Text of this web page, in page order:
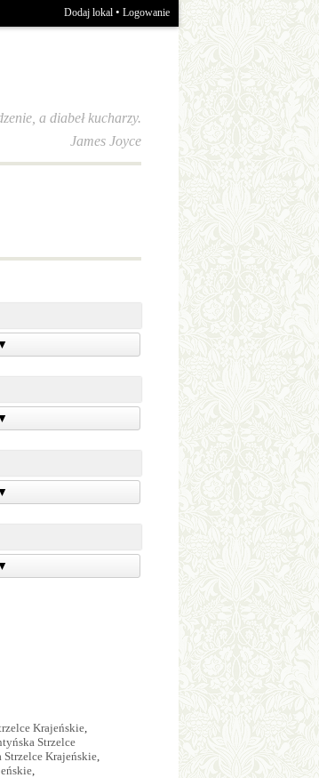
Dodaj lokal • Logowanie
a diabeł kucharzy.
James Joyce
Krajeńskie,
Strzelce
Krajeńskie,
,